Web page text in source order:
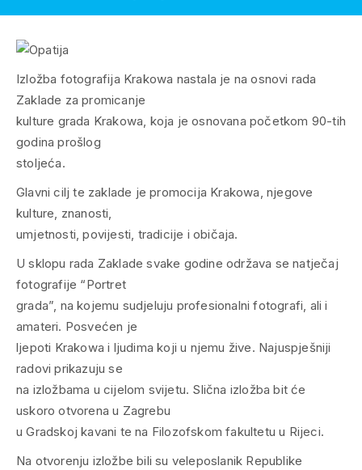
Izložba fotografija Krakowa nastala je na osnovi rada
Zaklade za promicanje
kulture grada Krakowa, koja je osnovana početkom 90-tih
godina prošlog
stoljeća.
Glavni cilj te zaklade je promocija Krakowa, njegove
kulture, znanosti,
umjetnosti, povijesti, tradicije i običaja.
U sklopu rada Zaklade svake godine održava se natječaj
fotografije “Portret
grada”, na kojemu sudjeluju profesionalni fotografi, ali i
amateri. Posvećen je
ljepoti Krakowa i ljudima koji u njemu žive. Najuspješniji
radovi prikazuju se
na izložbama u cijelom svijetu. Slična izložba bit će
uskoro otvorena u Zagrebu
u Gradskoj kavani te na Filozofskom fakultetu u Rijeci.
Na otvorenju izložbe bili su veleposlanik Republike